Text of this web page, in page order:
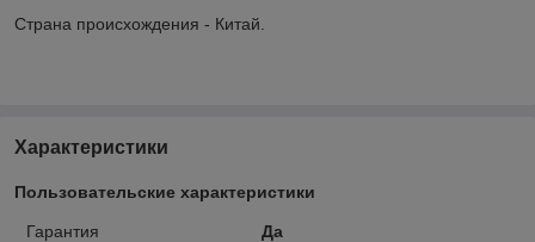
Страна происхождения - Китай.
Характеристики
Пользовательские характеристики
Гарантия
Да